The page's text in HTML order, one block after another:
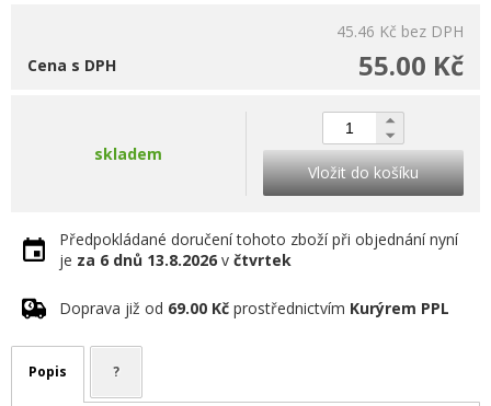
45.46 Kč bez DPH
55.00 Kč
Cena s DPH
skladem
Vložit do košíku
Předpokládané doručení tohoto zboží při objednání nyní
je za 6 dnů 13.8.2026 v čtvrtek
Doprava již od 69.00 Kč prostřednictvím Kurýrem PPL
Popis ?